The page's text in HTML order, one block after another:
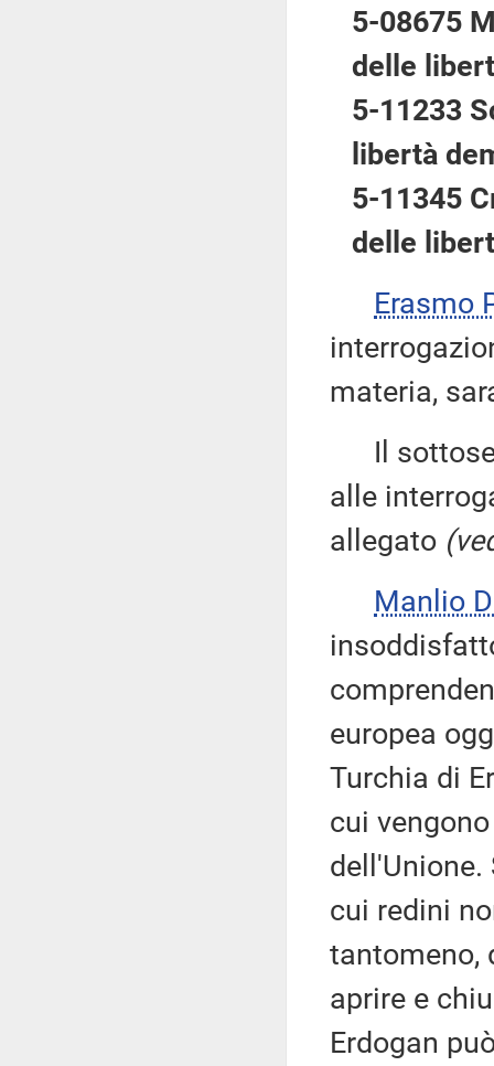
5-08675
delle
5-11233
libertà
5-11345
delle
Erasmo
materia,
Il
alle
allegato
Manlio
europea
Turchia di
cui
cui redini
tantomeno,
aprire e
Erdogan